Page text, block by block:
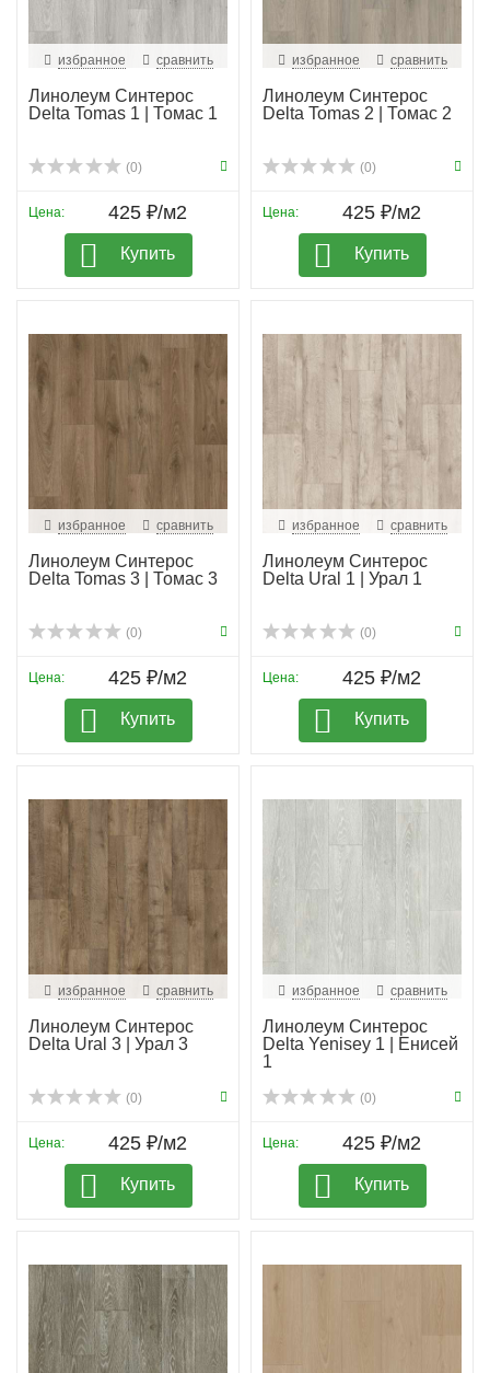
избранное сравнить
Линолеум Синтерос
Delta Tomas 1 | Томас 1
(0)
Цена: 425 ₽/м2
Купить
избранное сравнить
Линолеум Синтерос
Delta Tomas 2 | Томас 2
(0)
Цена: 425 ₽/м2
Купить
избранное сравнить
Линолеум Синтерос
Delta Tomas 3 | Томас 3
(0)
Цена: 425 ₽/м2
Купить
избранное сравнить
Линолеум Синтерос
Delta Ural 1 | Урал 1
(0)
Цена: 425 ₽/м2
Купить
избранное сравнить
Линолеум Синтерос
Delta Ural 3 | Урал 3
(0)
Цена: 425 ₽/м2
Купить
избранное сравнить
Линолеум Синтерос
Delta Yenisey 1 | Енисей
1
(0)
Цена: 425 ₽/м2
Купить